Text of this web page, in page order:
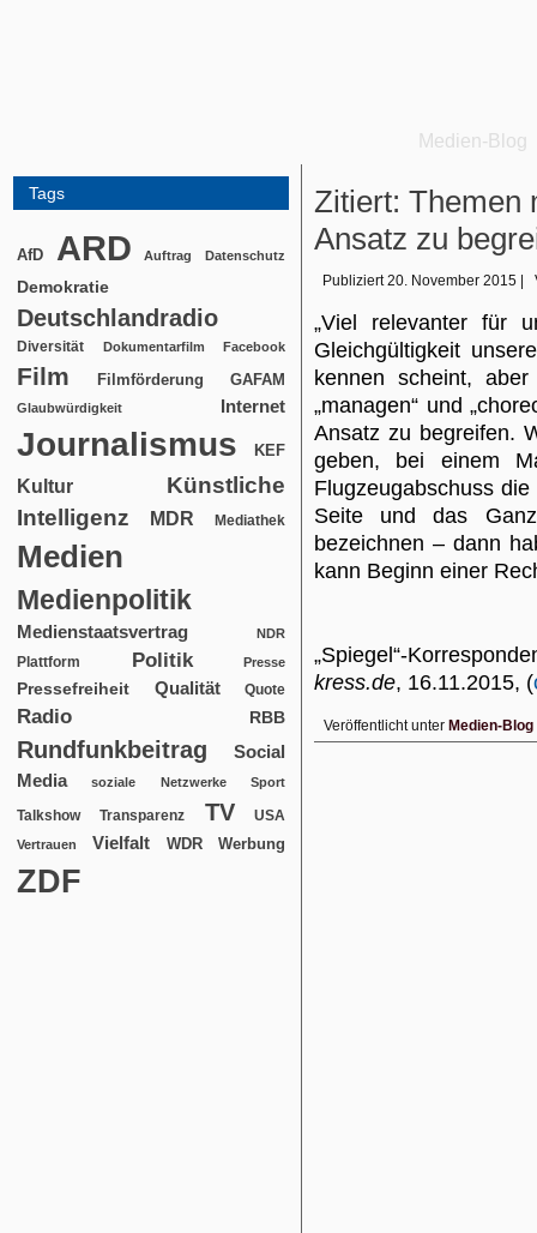
Medien-Blog
Tags
AfD ARD Auftrag Datenschutz
Demokratie
Deutschlandradio
Diversität Dokumentarfilm Facebook
Film Filmförderung GAFAM
Glaubwürdigkeit Internet
Journalismus KEF
Kultur
Künstliche
Intelligenz
MDR Mediathek
Medien
Medienpolitik
Medienstaatsvertrag NDR
Plattform Politik Presse
Pressefreiheit Qualität Quote
Radio RBB
Rundfunkbeitrag
Social
Media
soziale Netzwerke Sport
Talkshow Transparenz TV USA
Vertrauen Vielfalt WDR Werbung
ZDF
Zitiert: Themen
Ansatz zu
Publiziert 20. November 2015
„Viel relevanter für
Gleichgültigkeit
kennen scheint,
„managen“ und
Ansatz zu begreifen.
geben, bei einem
Flugzeugabschuss
Seite und das
bezeichnen – dann
kann Beginn einer
„Spiegel“-
kress.de, 16.11.2015, (
Veröffentlicht unter Medien-Blog